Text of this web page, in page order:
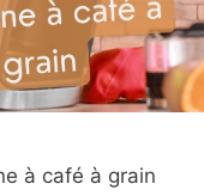
à café à grain